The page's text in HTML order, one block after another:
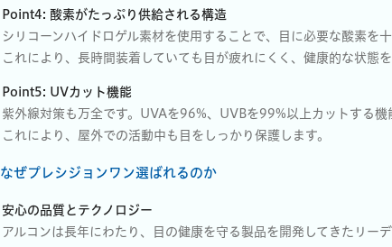
Point4: 酸素がたっぷり供給される構造
シリコーンハイドロゲル素材を使用することで、目に必要な酸素を十
これにより、長時間装着していても目が疲れにくく、健康的な状態を
Point5: UVカット機能
紫外線対策も万全です。UVAを96%、UVBを99%以上カットする機
これにより、屋外での活動中も目をしっかり保護します。
なぜプレシジョンワン選ばれるのか
安心の品質とテクノロジー
アルコンは長年にわたり、目の健康を守る製品を開発してきたリーデ